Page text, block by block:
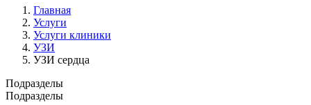
Главная
Услуги
Услуги клиники
УЗИ
УЗИ сердца
Подразделы
Подразделы